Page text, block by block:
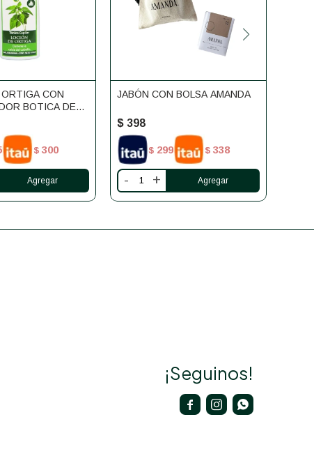
CON
BOTICA DEL
$ 300
JABÓN CON BOLSA AMANDA
$ 398
$ 299 $ 338
- +
¡Seguinos!
  